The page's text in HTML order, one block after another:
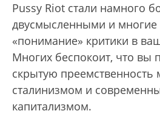
Pussy Riot стали намного
двусмысленными и
«понимание» критики в
Многих беспокоит, что вы
скрытую преемственность
сталинизмом и
капитализмом.